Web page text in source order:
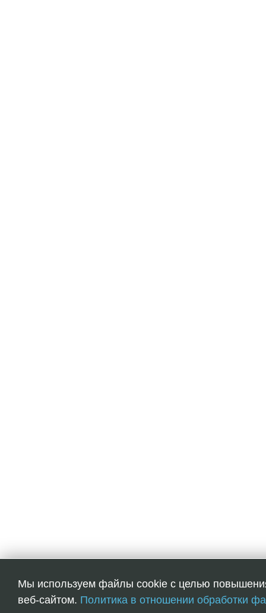
Мы используем файлы cookie с целью
веб-сайтом. Политика в отношении обработки